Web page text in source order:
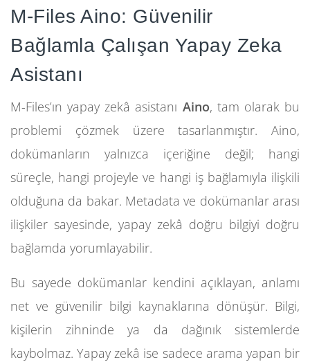
M-Files Aino: Güvenilir
Bağlamla Çalışan Yapay Zeka
Asistanı
M-Files’ın yapay zekâ asistanı Aino, tam olarak bu
problemi çözmek üzere tasarlanmıştır. Aino,
dokümanların yalnızca içeriğine değil; hangi
süreçle, hangi projeyle ve hangi iş bağlamıyla ilişkili
olduğuna da bakar. Metadata ve dokümanlar arası
ilişkiler sayesinde, yapay zekâ doğru bilgiyi doğru
bağlamda yorumlayabilir.
Bu sayede dokümanlar kendini açıklayan, anlamı
net ve güvenilir bilgi kaynaklarına dönüşür. Bilgi,
kişilerin zihninde ya da dağınık sistemlerde
kaybolmaz. Yapay zekâ ise sadece arama yapan bir